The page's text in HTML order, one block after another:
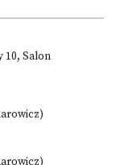
10, Salon